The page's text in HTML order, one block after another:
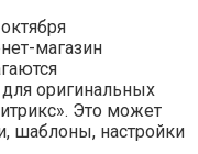
магазин
оригинальных
Это может
шаблоны, настройки